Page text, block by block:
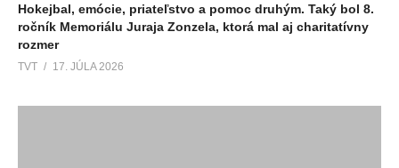
Hokejbal, emócie, priateľstvo a pomoc druhým. Taký bol 8.
ročník Memoriálu Juraja Zonzela, ktorá mal aj charitatívny
rozmer
TVT 17. JÚLA 2026